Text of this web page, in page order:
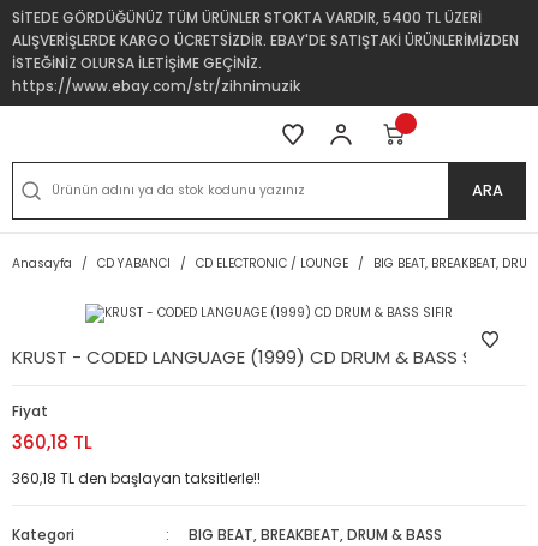
SİTEDE GÖRDÜĞÜNÜZ TÜM ÜRÜNLER STOKTA VARDIR, 5400 TL ÜZERİ
ALIŞVERİŞLERDE KARGO ÜCRETSİZDİR. EBAY'DE SATIŞTAKİ ÜRÜNLERİMİZDEN
İSTEĞİNİZ OLURSA İLETİŞİME GEÇİNİZ.
https://www.ebay.com/str/zihnimuzik
ARA
Anasayfa CD YABANCI CD ELECTRONIC / LOUNGE BIG BEAT, BREAKBEAT,
KRUST - CODED LANGUAGE (1999) CD DRUM & BASS SIFIR
Fiyat
360,18 TL
360,18 TL den başlayan taksitlerle!!
Kategori
BIG BEAT, BREAKBEAT, DRUM & BASS